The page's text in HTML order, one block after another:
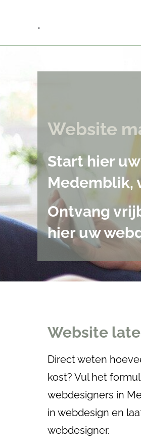
.
Website
Start hier
Medemblik,
Ontvang
hier uw
Website
Direct weten
kost? Vul het
webdesigners in
in webdesign en
webdesigner.